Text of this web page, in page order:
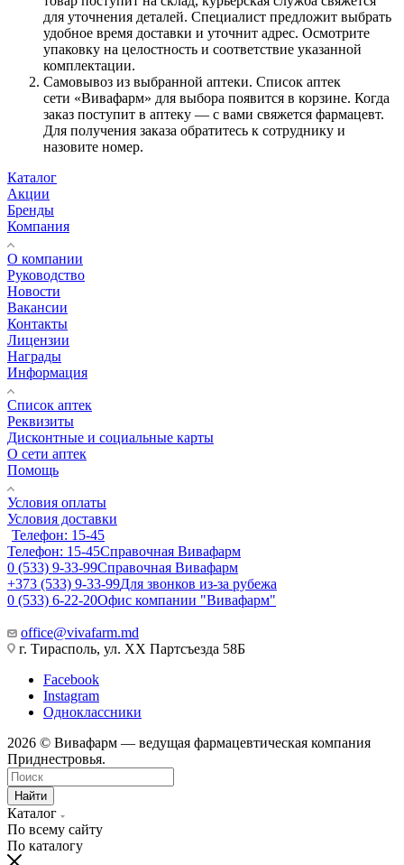
для уточнения деталей. Специалист предложит выбрать
удобное время доставки и уточнит адрес. Осмотрите
упаковку на целостность и соответствие указанной
комплектации.
Самовывоз из выбранной аптеки. Список аптек
сети «Вивафарм» для выбора появится в корзине. Когда
заказ поступит в аптеку — с вами свяжется фармацевт.
Для получения заказа обратитесь к сотруднику и
назовите номер.
Каталог
Акции
Бренды
Компания
О компании
Руководство
Новости
Вакансии
Контакты
Лицензии
Награды
Информация
Список аптек
Реквизиты
Дисконтные и социальные карты
О сети аптек
Помощь
Условия оплаты
Условия доставки
Телефон: 15-45
Телефон: 15-45Справочная Вивафарм
0 (533) 9-33-99Справочная Вивафарм
+373 (533) 9-33-99Для звонков из-за рубежа
0 (533) 6-22-20Офис компании "Вивафарм"
office@vivafarm.md
г. Тирасполь, ул. ХХ Партсъезда 58Б
Facebook
Instagram
Одноклассники
2026 © Вивафарм — ведущая фармацевтическая компания
Приднестровья.
Найти
Каталог
По всему сайту
По каталогу